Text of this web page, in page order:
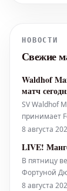
НОВОСТИ
Свежие
Waldhof
матч
SV Waldhof
принимает
2026/27 в 3-
и в
8 августа
LIVE!
В пятницу
Фортуной
Третьей
8 августа